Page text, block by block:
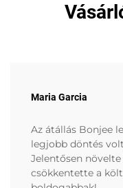
Maria Garcia
Az átállás Bonjee
legjobb döntés
Jelentősen
csökkentette a